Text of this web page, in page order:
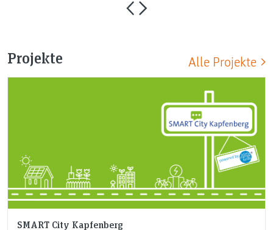
Projekte Alle Projekte
SMART City Kapfenberg